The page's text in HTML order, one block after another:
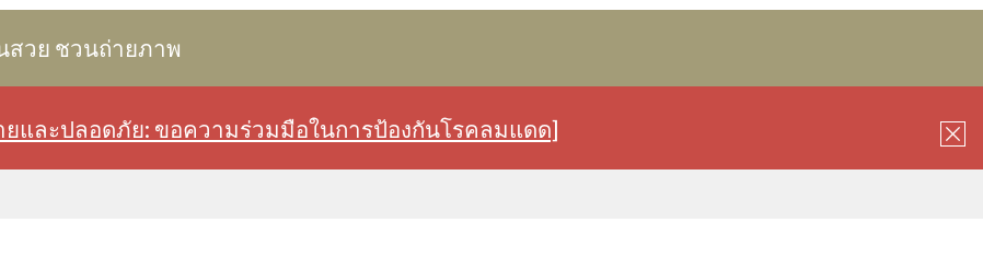
สวย ชวนถ่ายภาพ
ยและปลอดภัย: ขอความร่วมมือในการป้องกันโรคลมแดด]